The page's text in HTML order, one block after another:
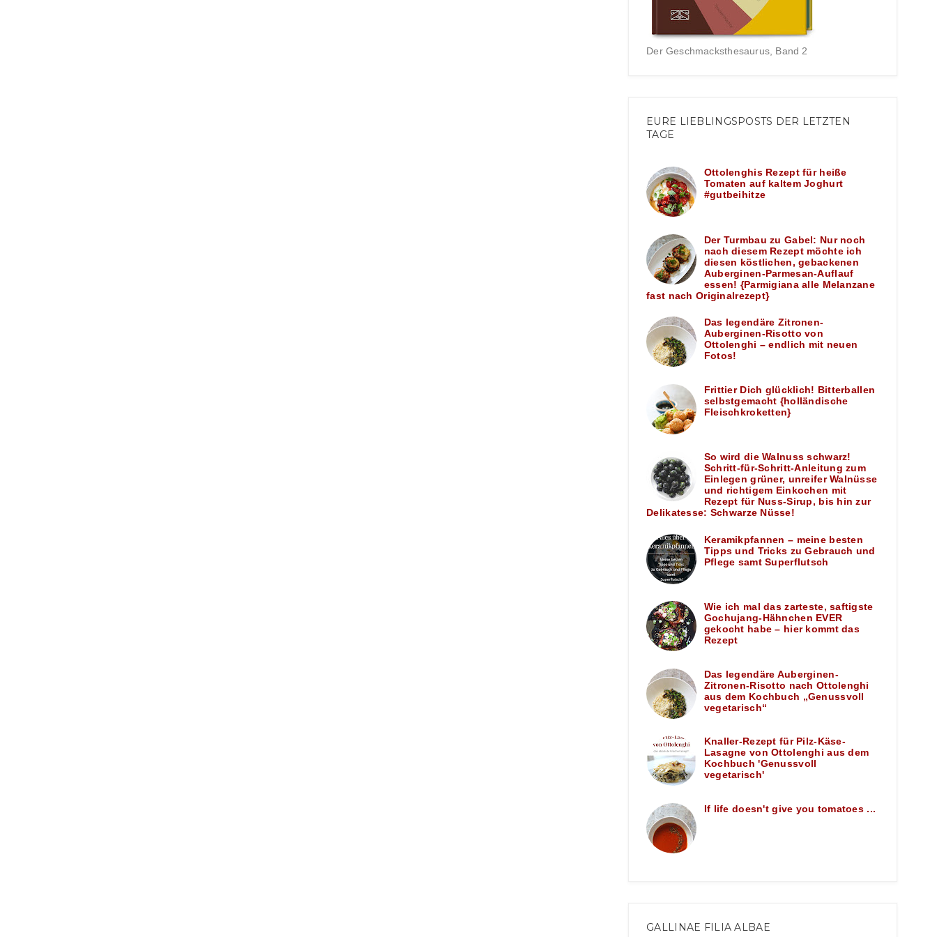
Der Geschmacksthesaurus, Band 2
EURE LIEBLINGSPOSTS DER LETZTEN
TAGE
Ottolenghis Rezept für heiße
Tomaten auf kaltem Joghurt
#gutbeihitze
Der Turmbau zu Gabel: Nur noch
nach diesem Rezept möchte ich
diesen köstlichen, gebackenen
Auberginen-Parmesan-Auflauf
essen! {Parmigiana alle Melanzane
fast nach Originalrezept}
Das legendäre Zitronen-
Auberginen-Risotto von
Ottolenghi – endlich mit neuen
Fotos!
Frittier Dich glücklich! Bitterballen
selbstgemacht {holländische
Fleischkroketten}
So wird die Walnuss schwarz!
Schritt-für-Schritt-Anleitung zum
Einlegen grüner, unreifer Walnüsse
und richtigem Einkochen mit
Rezept für Nuss-Sirup, bis hin zur
Delikatesse: Schwarze Nüsse!
Keramikpfannen – meine besten
Tipps und Tricks zu Gebrauch und
Pflege samt Superflutsch
Wie ich mal das zarteste, saftigste
Gochujang-Hähnchen EVER
gekocht habe – hier kommt das
Rezept
Das legendäre Auberginen-
Zitronen-Risotto nach Ottolenghi
aus dem Kochbuch „Genussvoll
vegetarisch“
Knaller-Rezept für Pilz-Käse-
Lasagne von Ottolenghi aus dem
Kochbuch 'Genussvoll
vegetarisch'
If life doesn't give you tomatoes ...
GALLINAE FILIA ALBAE